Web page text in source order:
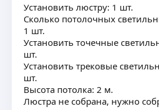
Установить люстру: 1 шт.
Сколько потолочных
1 шт.
Установить точечные
шт.
Установить трековые
шт.
Высота потолка: 2 м.
Люстра не собрана, нужно